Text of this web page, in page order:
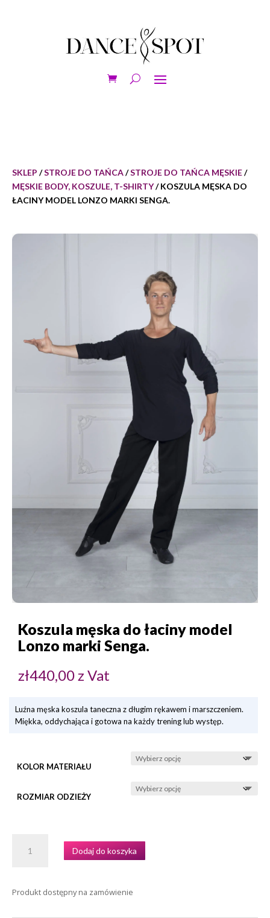
SKLEP /STROJE DO TAŃCA/STROJE DO TAŃCA MĘSKIE/
MĘSKIE BODY, KOSZULE, T-SHIRTY/ KOSZULA MĘSKA DO
ŁACINY MODEL LONZO MARKI SENGA.
Koszula męska do łaciny model
Lonzo marki Senga.
zł440,00z Vat
Luźna męska koszula taneczna z długim rękawem i marszczeniem.
Miękka, oddychająca i gotowa na każdy trening lub występ.
KOLOR MATERIAŁU
ROZMIAR ODZIEŻY
KOSZULA
ŁACINY
Dodaj do koszyka
Produkt dostępny na zamówienie